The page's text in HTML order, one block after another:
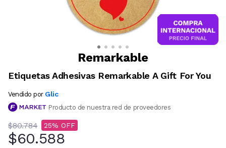
Remarkable
Etiquetas Adhesivas Remarkable A Gift For You
Vendido por Glic
Producto de nuestra red de proveedores
$80.784 25
$60.588